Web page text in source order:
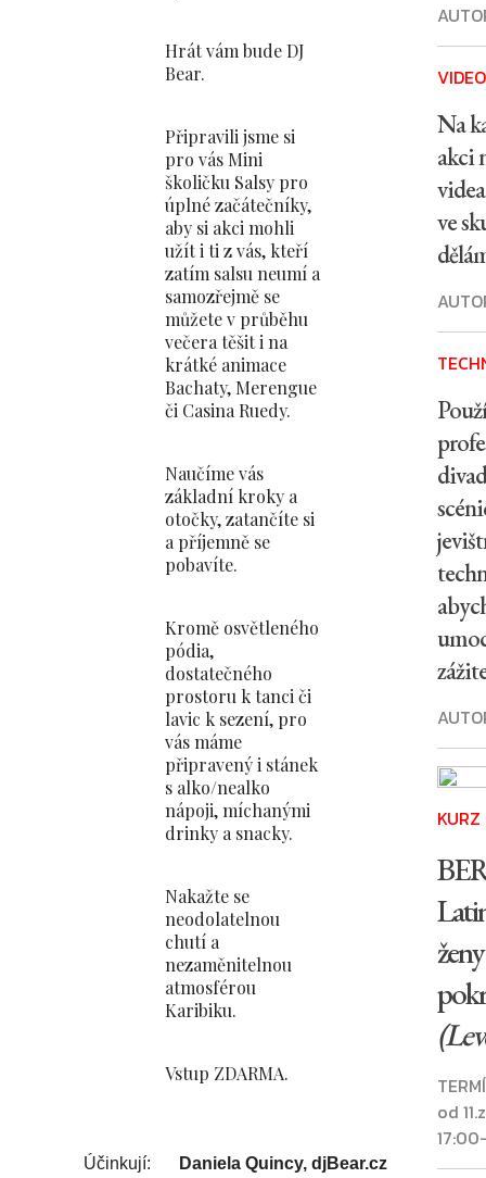
Hrát vám bude DJ
Bear.
Připravili jsme si
pro vás Mini
školičku Salsy pro
úplné začátečníky,
aby si akci mohli
užít i ti z vás, kteří
zatím salsu neumí a
samozřejmě se
můžete v průběhu
večera těšit i na
krátké animace
Bachaty, Merengue
či Casina Ruedy.
Naučíme vás
základní kroky a
otočky, zatančíte si
a příjemně se
pobavíte.
Kromě osvětleného
pódia,
dostatečného
prostoru k tanci či
lavic k sezení, pro
vás máme
připravený i stánek
s alko/nealko
nápoji, míchanými
drinky a snacky.
Nakažte se
neodolatelnou
chutí a
nezaměnitelnou
atmosférou
Karibiku.
Vstup ZDARMA.
Účinkují: Daniela Quincy, djBear.cz
VIDEO
Na
akci
ve
KURZ
od